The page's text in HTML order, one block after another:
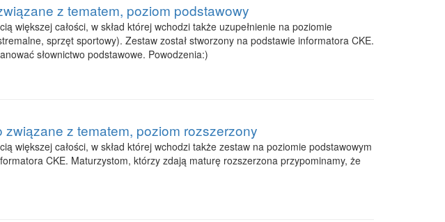
z tematem, poziom podstawowy
większej całości, w skład której wchodzi także uzupełnienie na poziomie
sprzęt sportowy). Zestaw został stworzony na podstawie informatora CKE.
słownictwo podstawowe. Powodzenia:)
związane z tematem, poziom rozszerzony
większej całości, w skład której wchodzi także zestaw na poziomie podstawowym
CKE. Maturzystom, którzy zdają maturę rozszerzona przypominamy, że